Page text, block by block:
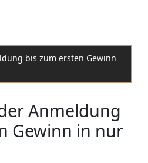
bis zum ersten Gewinn
Anmeldung
Gewinn in nur